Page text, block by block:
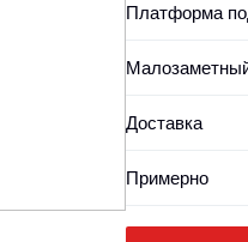
Платформа
Доставка
Примерно